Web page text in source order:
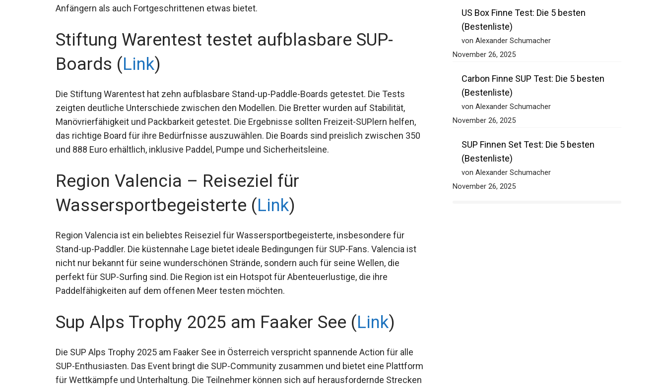
Anfängern als auch Fortgeschrittenen etwas bietet.
Stiftung Warentest testet aufblasbare SUP-
Boards (Link)
Die Stiftung Warentest hat zehn aufblasbare Stand-up-Paddle-Boards getestet. Die Tests
zeigten deutliche Unterschiede zwischen den Modellen. Die Bretter wurden auf Stabilität,
Manövrierfähigkeit und Packbarkeit getestet. Die Ergebnisse sollten Freizeit-SUPlern helfen,
das richtige Board für ihre Bedürfnisse auszuwählen. Die Boards sind preislich zwischen
350 und 888 Euro erhältlich, inklusive Paddel, Pumpe und Sicherheitsleine.
Region Valencia – Reiseziel für
Wassersportbegeisterte (Link)
Region Valencia ist ein beliebtes Reiseziel für Wassersportbegeisterte, insbesondere für
Stand-up-Paddler. Die küstennahe Lage bietet ideale Bedingungen für SUP-Fans. Valencia ist
nicht nur bekannt für seine wunderschönen Strände, sondern auch für seine Wellen, die
perfekt für SUP-Surfing sind. Die Region ist ein Hotspot für Abenteuerlustige, die ihre
Paddelfähigkeiten auf dem offenen Meer testen möchten.
Sup Alps Trophy 2025 am Faaker See (Link)
Die SUP Alps Trophy 2025 am Faaker See in Österreich verspricht spannende Action für alle
SUP-Enthusiasten. Das Event bringt die SUP-Community zusammen und bietet eine
Plattform für Wettkämpfe und Unterhaltung. Die Teilnehmer können sich auf
US Box Finne Test: Die 5 besten
(Bestenliste)
von Alexander Schumacher
November 26, 2025
Carbon Finne SUP Test: Die 5 besten
(Bestenliste)
von Alexander Schumacher
November 26, 2025
SUP Finnen Set Test: Die 5 besten
(Bestenliste)
von Alexander Schumacher
November 26, 2025